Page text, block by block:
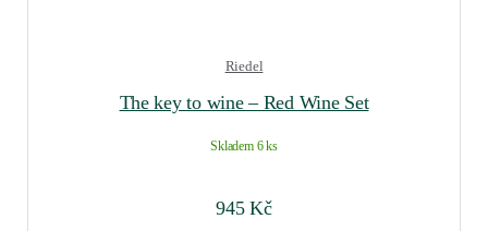
Riedel
The key to wine – Red Wine Set
Skladem 6 ks
945Kč